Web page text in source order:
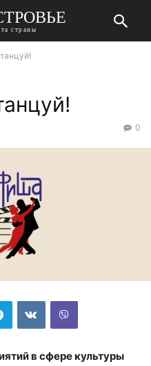
страны
0
в сфере культуры